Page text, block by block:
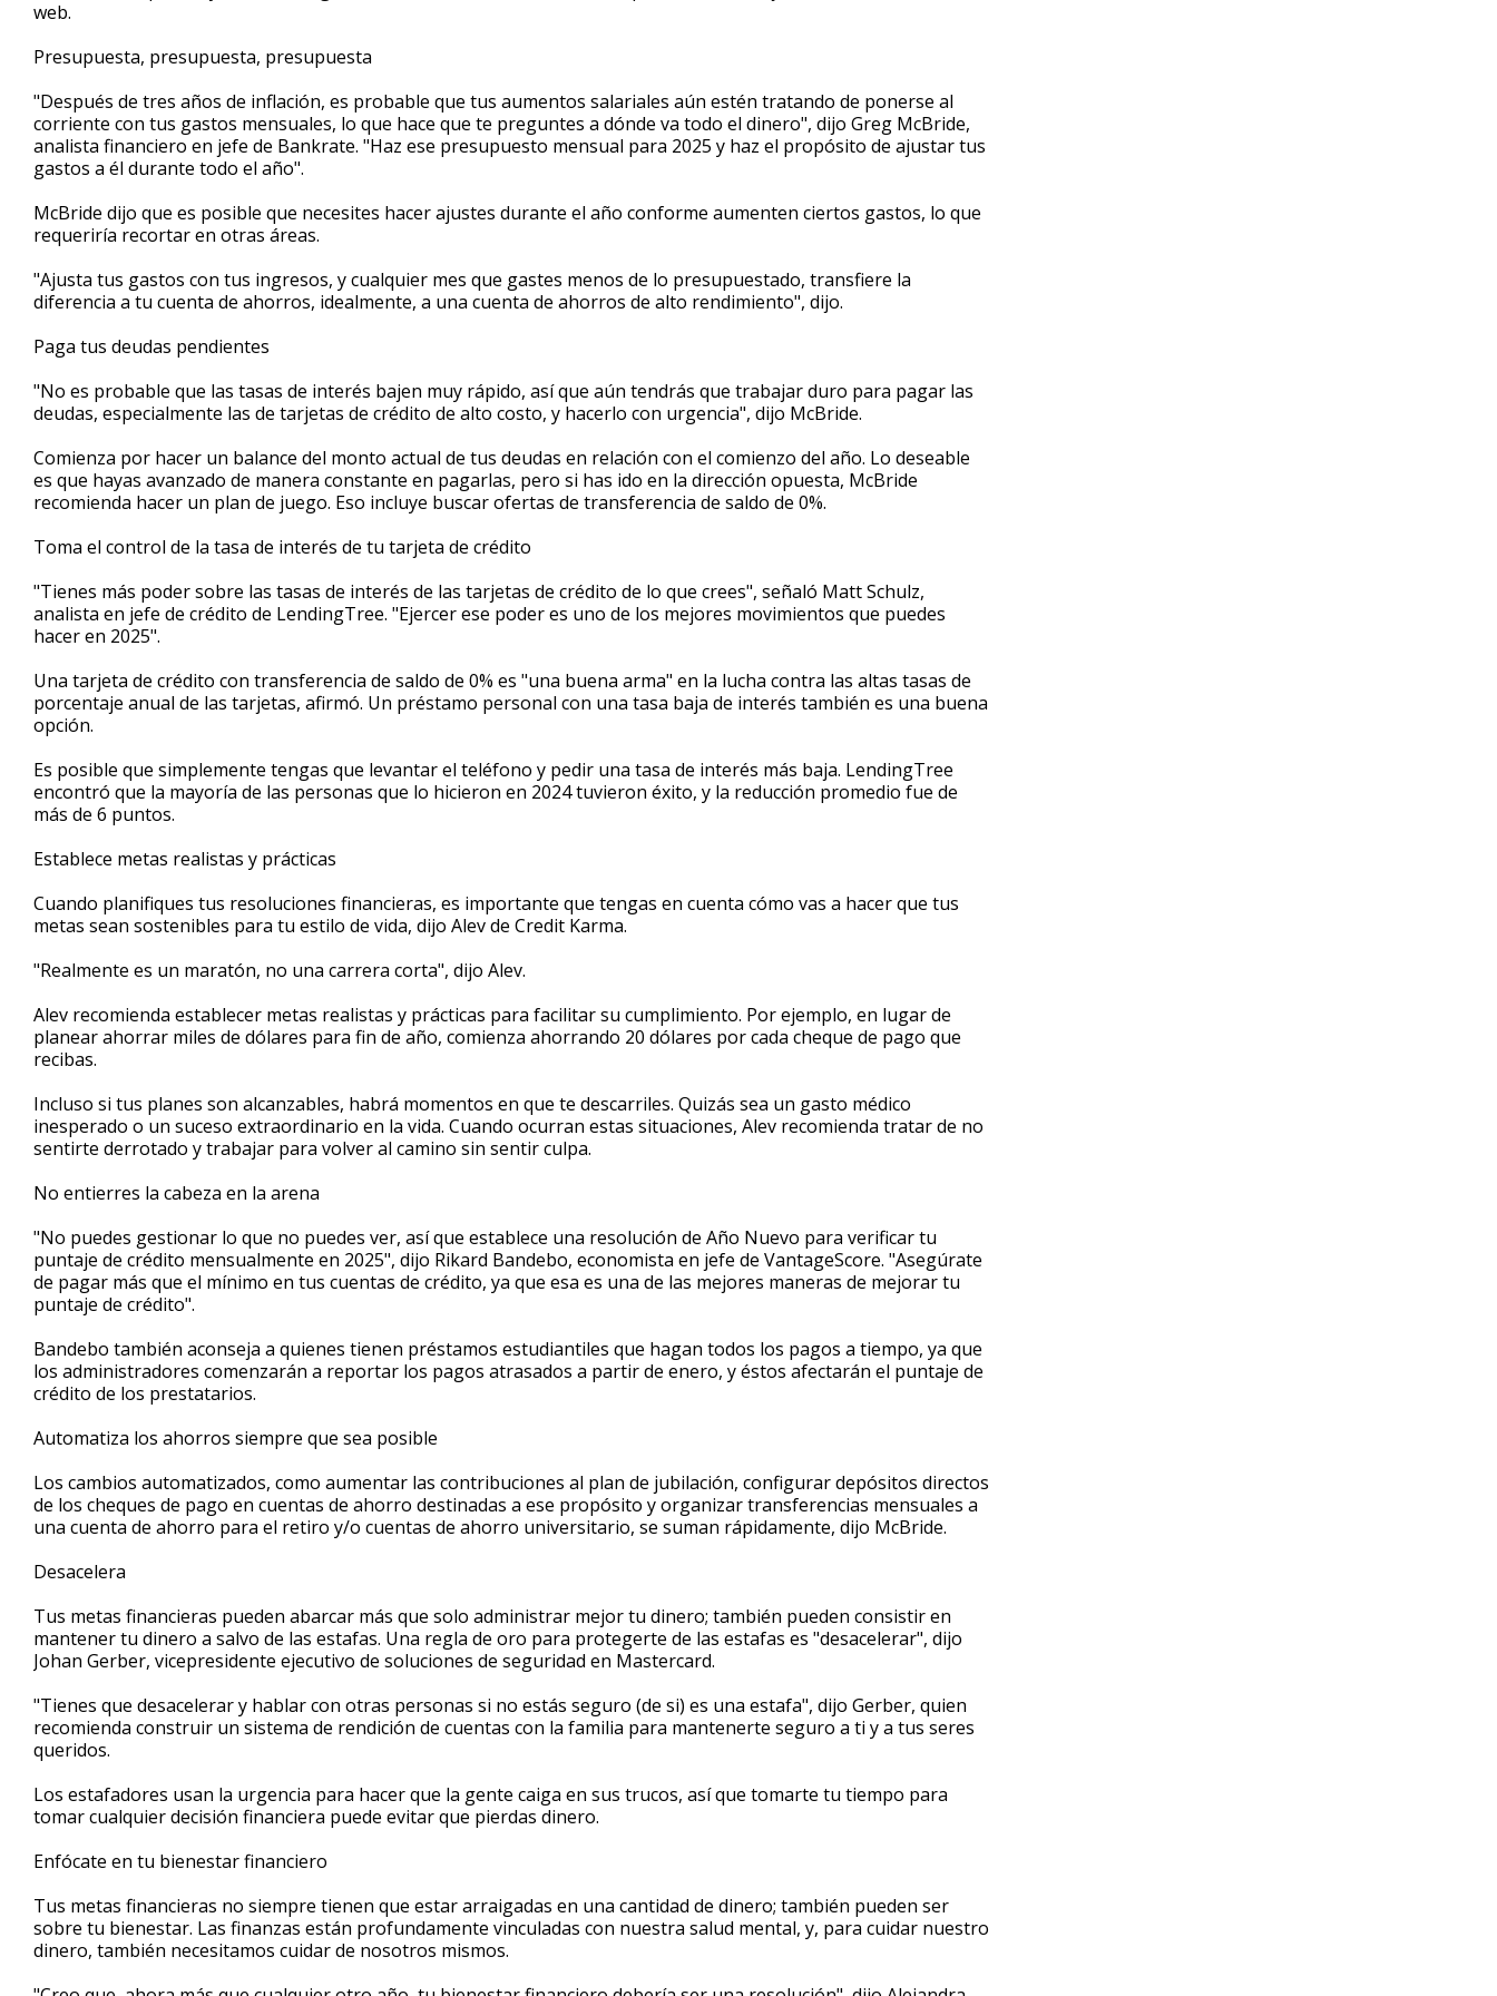
web.
Presupuesta, presupuesta, presupuesta
"Después de tres años de inflación, es probable que tus aumentos salariales aún estén tratando de ponerse al
corriente con tus gastos mensuales, lo que hace que te preguntes a dónde va todo el dinero", dijo Greg McBride,
analista financiero en jefe de Bankrate. "Haz ese presupuesto mensual para 2025 y haz el propósito de ajustar tus
gastos a él durante todo el año".
McBride dijo que es posible que necesites hacer ajustes durante el año conforme aumenten ciertos gastos, lo que
requeriría recortar en otras áreas.
"Ajusta tus gastos con tus ingresos, y cualquier mes que gastes menos de lo presupuestado, transfiere la
diferencia a tu cuenta de ahorros, idealmente, a una cuenta de ahorros de alto rendimiento", dijo.
Paga tus deudas pendientes
"No es probable que las tasas de interés bajen muy rápido, así que aún tendrás que trabajar duro para pagar las
deudas, especialmente las de tarjetas de crédito de alto costo, y hacerlo con urgencia", dijo McBride.
Comienza por hacer un balance del monto actual de tus deudas en relación con el comienzo del año. Lo deseable
es que hayas avanzado de manera constante en pagarlas, pero si has ido en la dirección opuesta, McBride
recomienda hacer un plan de juego. Eso incluye buscar ofertas de transferencia de saldo de 0%.
Toma el control de la tasa de interés de tu tarjeta de crédito
"Tienes más poder sobre las tasas de interés de las tarjetas de crédito de lo que crees", señaló Matt Schulz,
analista en jefe de crédito de LendingTree. "Ejercer ese poder es uno de los mejores movimientos que puedes
hacer en 2025".
Una tarjeta de crédito con transferencia de saldo de 0% es "una buena arma" en la lucha contra las altas tasas de
porcentaje anual de las tarjetas, afirmó. Un préstamo personal con una tasa baja de interés también es una buena
opción.
Es posible que simplemente tengas que levantar el teléfono y pedir una tasa de interés más baja. LendingTree
encontró que la mayoría de las personas que lo hicieron en 2024 tuvieron éxito, y la reducción promedio fue de
más de 6 puntos.
Establece metas realistas y prácticas
Cuando planifiques tus resoluciones financieras, es importante que tengas en cuenta cómo vas a hacer que tus
metas sean sostenibles para tu estilo de vida, dijo Alev de Credit Karma.
"Realmente es un maratón, no una carrera corta", dijo Alev.
Alev recomienda establecer metas realistas y prácticas para facilitar su cumplimiento. Por ejemplo, en lugar de
planear ahorrar miles de dólares para fin de año, comienza ahorrando 20 dólares por cada cheque de pago que
recibas.
Incluso si tus planes son alcanzables, habrá momentos en que te descarriles. Quizás sea un gasto médico
inesperado o un suceso extraordinario en la vida. Cuando ocurran estas situaciones, Alev recomienda tratar de no
sentirte derrotado y trabajar para volver al camino sin sentir culpa.
No entierres la cabeza en la arena
"No puedes gestionar lo que no puedes ver, así que establece una resolución de Año Nuevo para verificar tu
puntaje de crédito mensualmente en 2025", dijo Rikard Bandebo, economista en jefe de VantageScore. "Asegúrate
de pagar más que el mínimo en tus cuentas de crédito, ya que esa es una de las mejores maneras de mejorar tu
puntaje de crédito".
Bandebo también aconseja a quienes tienen préstamos estudiantiles que hagan todos los pagos a tiempo, ya que
los administradores comenzarán a reportar los pagos atrasados a partir de enero, y éstos afectarán el puntaje de
crédito de los prestatarios.
Automatiza los ahorros siempre que sea posible
Los cambios automatizados, como aumentar las contribuciones al plan de jubilación, configurar depósitos directos
de los cheques de pago en cuentas de ahorro destinadas a ese propósito y organizar transferencias mensuales a
una cuenta de ahorro para el retiro y/o cuentas de ahorro universitario, se suman rápidamente, dijo McBride.
Desacelera
Tus metas financieras pueden abarcar más que solo administrar mejor tu dinero; también pueden consistir en
mantener tu dinero a salvo de las estafas. Una regla de oro para protegerte de las estafas es "desacelerar", dijo
Johan Gerber, vicepresidente ejecutivo de soluciones de seguridad en Mastercard.
"Tienes que desacelerar y hablar con otras personas si no estás seguro (de si) es una estafa", dijo Gerber, quien
recomienda construir un sistema de rendición de cuentas con la familia para mantenerte seguro a ti y a tus seres
queridos.
Los estafadores usan la urgencia para hacer que la gente caiga en sus trucos, así que tomarte tu tiempo para
tomar cualquier decisión financiera puede evitar que pierdas dinero.
Enfócate en tu bienestar financiero
Tus metas financieras no siempre tienen que estar arraigadas en una cantidad de dinero; también pueden ser
sobre tu bienestar. Las finanzas están profundamente vinculadas con nuestra salud mental, y, para cuidar nuestro
dinero, también necesitamos cuidar de nosotros mismos.